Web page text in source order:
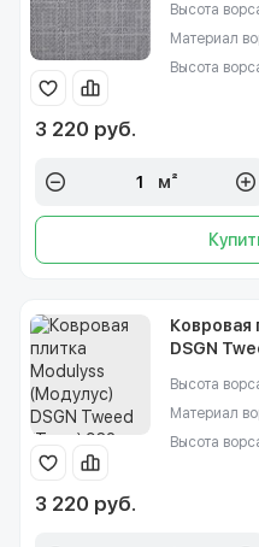
Высота
Материал
Высота
3 220 руб.
м²
Ковровая
DSGN
Высота
Материал
Высота
3 220 руб.